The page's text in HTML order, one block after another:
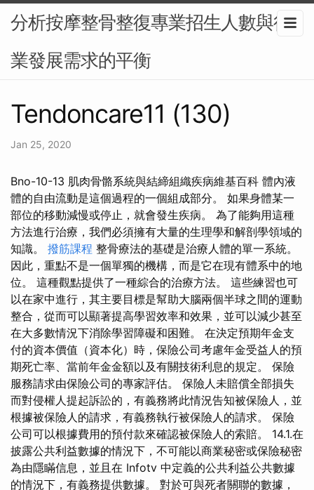
分析按摩整骨整復專業招生人數與行
業發展需求的平衡
Tendoncare11 (130)
Jan 25, 2020
Bno-10-13 肌肉骨骼系統與結締組織疾病維基百科 體內液
體的自由流動是這個過程的一個組成部分。 如果身體某一
部位的移動減慢或停止，就會發生疾病。 為了能夠用這種
方法進行治療，我們必須擁有大量的生理學和解剖學領域的
知識。 撥筋課程 整骨療法的基礎是治療人體的單一系統。
因此，重點不是一個單獨的機構，而是它在現有體系中的地
位。 這種觀點提供了一種綜合的治療方法。 這些練習也可
以在家中進行，其主要目標是幫助大腦兩個半球之間的運動
整合，從而可以顯著提高學習效率和效果，並可以減少甚至
在大多數情況下消除學習障礙和困難。 在決定預期年金支
付的資本價值（資本化）時，保險公司考慮年金受益人的預
期死亡率、當前年金金額以及有關技術利息的規定。 保險
服務請求由保險公司的專家評估。 保險人未賠償全部損失
而對侵權人提起訴訟的，有義務將此情況告知被保險人，並
根據被保險人的請求，有義務執行被保險人的請求。 保險
公司可以根據費用的預付款來確認被保險人的索賠。 14.1.在
披露公共利益數據的情況下，不可能以商業秘密或保險秘密
為由隱瞞信息，並且在 Infotv 中定義的公共利益公共數據
的情況下，有義務提供數據。 對於可與死者關聯的數據，